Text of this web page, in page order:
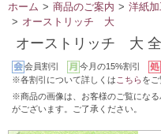
ホーム > 商品のご案内 > 洋紙
> オーストリッチ 大
オーストリッチ 大
会員割引 今月の15%割引
※各割引について詳しくは こちらを
※商品の画像は、お客様のご覧にな
がございます。ご了承ください。